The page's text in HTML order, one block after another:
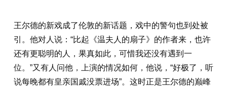
王尔德的新戏成了伦敦的新话题，戏中的警句也到处被
引。他对人说：“比起《温夫人的扇子》的作者来，也许
还有更聪明的人，果真如此，可惜我还没有遇到一
位。”又有人问他，上演的情况如何，他说，“好极了，听
说每晚都有皇亲国戚没票进场”。这时正是王尔德的巅峰